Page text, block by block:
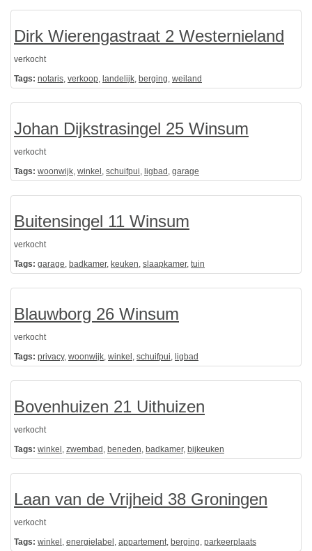
Dirk Wierengastraat 2 Westernieland
verkocht
Tags: notaris, verkoop, landelijk, berging, weiland
Johan Dijkstrasingel 25 Winsum
verkocht
Tags: woonwijk, winkel , schuifpui, ligbad , garage
Buitensingel 11 Winsum
verkocht
Tags: garage, badkamer, keuken, slaapkamer, tuin
Blauwborg 26 Winsum
verkocht
Tags: privacy, woonwijk, winkel , schuifpui, ligbad
Bovenhuizen 21 Uithuizen
verkocht
Tags: winkel , zwembad , beneden, badkamer, bijkeuken
Laan van de Vrijheid 38 Groningen
verkocht
Tags: winkel , energielabel , appartement, berging, parkeerplaats